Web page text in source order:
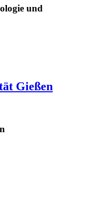
und
Gießen